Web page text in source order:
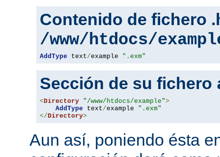
Contenido de fichero
/www/htdocs/
AddType text/example ".exm"
Sección de su fichero
<Directory "/www/htdocs/example">
AddType text/example ".exm"
</Directory>
Aun así, poniendo ésta